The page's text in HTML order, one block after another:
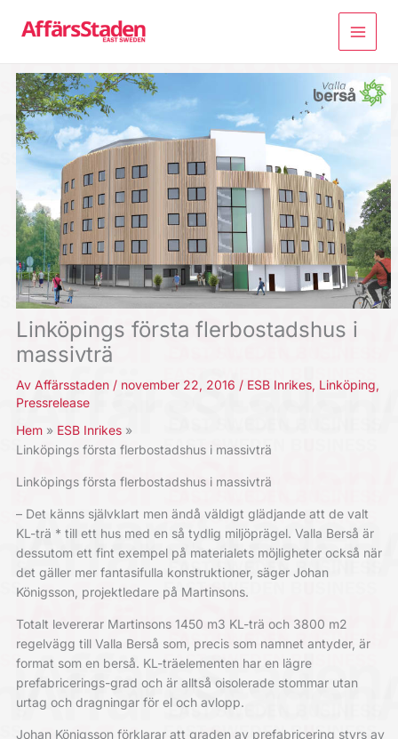
Linköpings första flerbostadshus i
massivträ
Av Affärsstaden / november 22, 2016 / ESB Inrikes, Linköping,
Pressrelease
Hem
ESB Inrikes
Linköpings första flerbostadshus i massivträ
Linköpings första flerbostadshus i massivträ
– Det känns självklart men ändå väldigt glädjande att de valt
KL-trä * till ett hus med en så tydlig miljöprägel. Valla Berså är
dessutom ett fint exempel på materialets möjligheter också när
det gäller mer fantasifulla konstruktioner, säger Johan
Königsson, projektledare på Martinsons.
Totalt levererar Martinsons 1450 m3 KL-trä och 3800 m2
regelvägg till Valla Berså som, precis som namnet antyder, är
format som en berså. KL-träelementen har en lägre
prefabricerings-grad och är alltså oisolerade stommar utan
urtag och dragningar för el och avlopp.
Johan Königsson förklarar att graden av prefabricering styrs av